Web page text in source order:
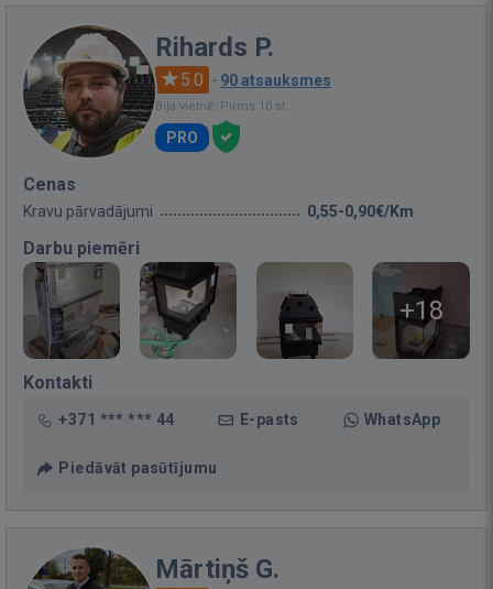
Rihards P.
5.0 · 90 atsauksmes
Bija vietnē: Pirms 10 st.
PRO
Cenas
Kravu pārvadājumi 0,55-0,90€/Km
Darbu piemēri
+18
Kontakti
+371 *** *** 44 E-pasts WhatsApp
Piedāvāt pasūtījumu
Mārtiņš G.